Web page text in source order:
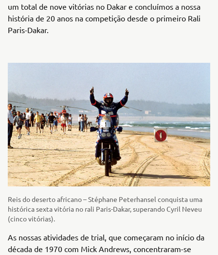
um total de nove vitórias no Dakar e concluímos a nossa
história de 20 anos na competição desde o primeiro Rali
Paris-Dakar.
Reis do deserto africano – Stéphane Peterhansel conquista uma
histórica sexta vitória no rali Paris-Dakar, superando Cyril Neveu
(cinco vitórias).
As nossas atividades de trial, que começaram no início da
década de 1970 com Mick Andrews, concentraram-se